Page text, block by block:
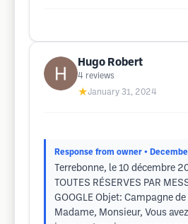
Hugo Robert
4 reviews
★January 31, 2024
Response from owner •
Terrebonne, le 10 décembre
TOUTES RÉSERVES PAR
GOOGLE Objet: Campagne
Madame, Monsieur, Vous